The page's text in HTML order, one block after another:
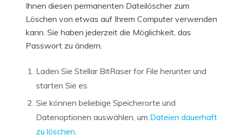
Ihnen diesen permanenten Dateilöscher zum
Löschen von etwas auf Ihrem Computer verwenden
kann. Sie haben jederzeit die Möglichkeit, das
Passwort zu ändern.
Laden Sie Stellar BitRaser for File herunter und
starten Sie es.
Sie können beliebige Speicherorte und
Datenoptionen auswählen, um Dateien dauerhaft
zu löschen.